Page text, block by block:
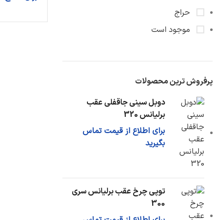
حراج
موجود است
پرفروش ترین محصولات
دوبل سینی جاقفلی عقب
برلیانس 320
برای اطلاع از قیمت تماس
بگیرید
توپی چرخ عقب برلیانس سری
300